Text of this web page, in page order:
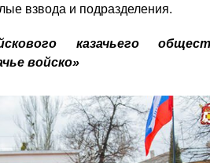
взвода и подразделения.
казачьего
войско»